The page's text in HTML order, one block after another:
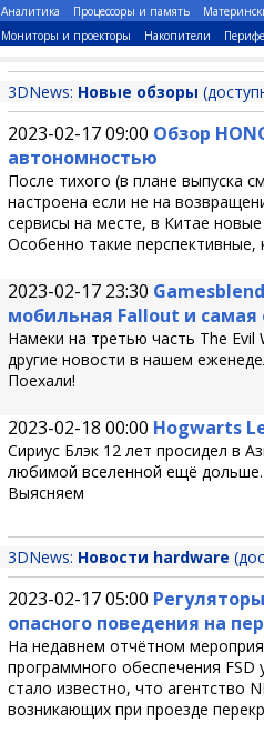
Аналитика Процессоры и память
Мониторы и проекторы
Накопители
3DNews: Новые обзоры
2023-02-17 09:00 Обзор
автономностью
После тихого (в плане выпуска
настроена если не на
сервисы на месте, в Китае
Особенно такие перспективные,
2023-02-17 23:30
мобильная Fallout и
Намеки на третью часть The Evil
другие новости в нашем
Поехали!
2023-02-18 00:00 Hogwarts
Сириус Блэк 12 лет просидел в
любимой вселенной ещё
Выясняем
3DNews: Новости hardware
2023-02-17 05:00
опасного поведения на
На недавнем отчётном
программного обеспечения
стало известно, что агентство
возникающих при проезде